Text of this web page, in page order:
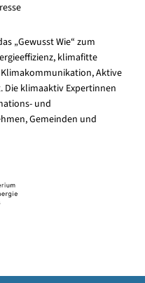
„Gewusst Wie“ zum
klimafitte
Aktive
klimaaktiv Expertinnen
und
Gemeinden und